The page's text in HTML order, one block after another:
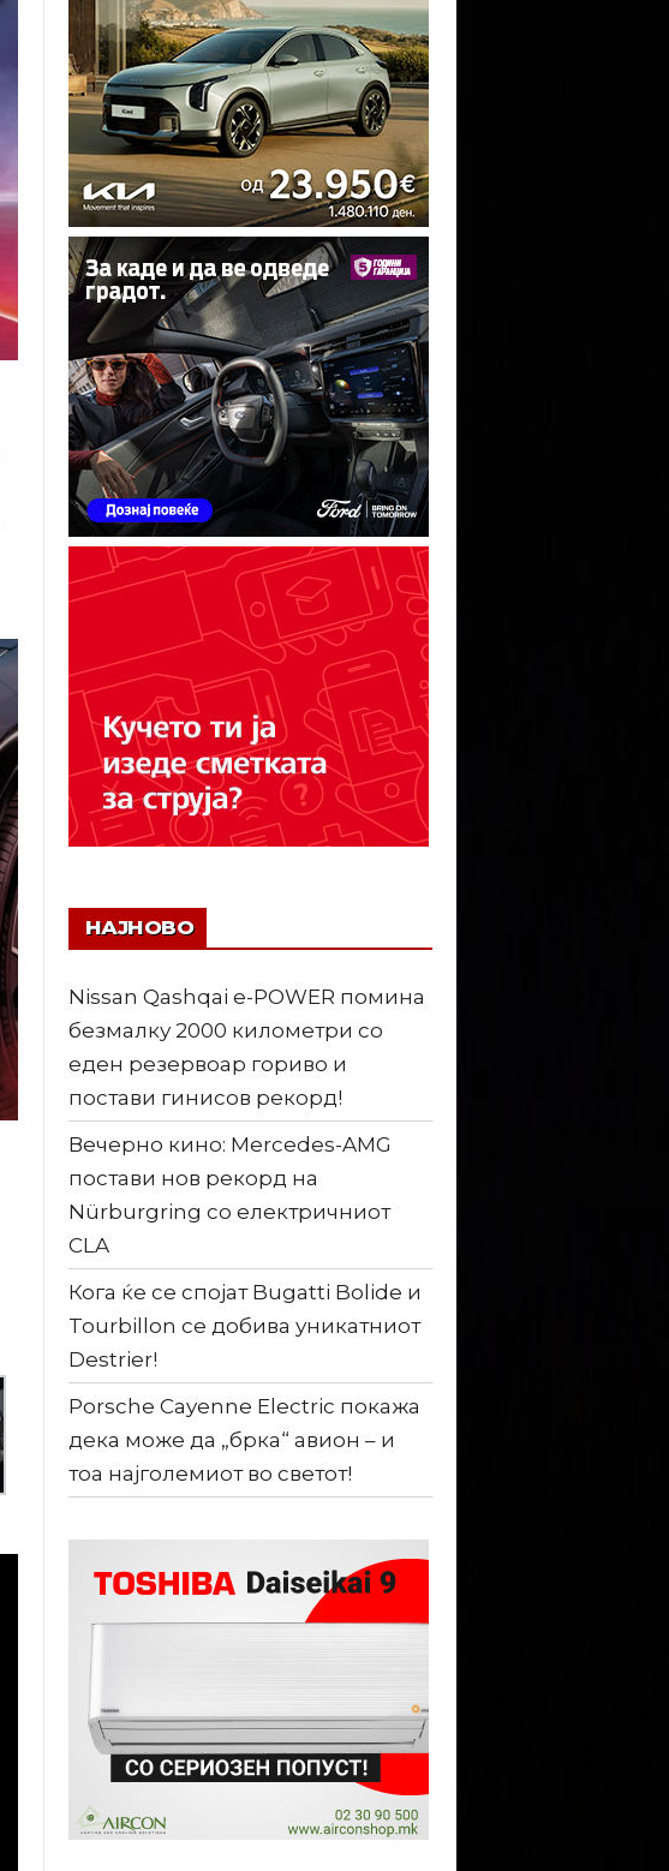
НАЈНОВО
Nissan Qashqai e-POWER помина
безмалку 2000 километри со
еден резервоар гориво и
постави гинисов рекорд!
Вечерно кино: Mercedes-AMG
постави нов рекорд на
Nürburgring со електричниот
CLA
Кога ќе се спојат Bugatti Bolide и
Tourbillon се добива уникатниот
Destrier!
Porsche Cayenne Electric покажа
дека може да „брка“ авион – и
тоа најголемиот во светот!